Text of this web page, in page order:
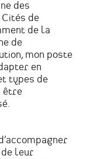
des
de
de la
de
mon poste
en
types de
être
leur